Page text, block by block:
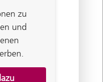
zu
und